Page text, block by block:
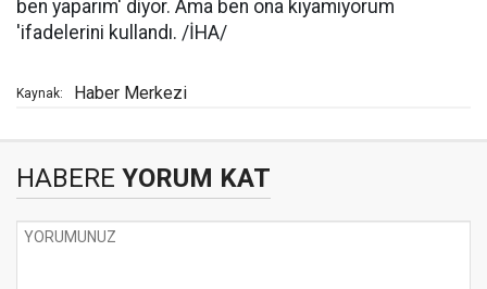
ben yaparım' diyor. Ama ben ona kıyamıyorum
'ifadelerini kullandı. /İHA/
Kaynak: Haber Merkezi
HABERE YORUM KAT